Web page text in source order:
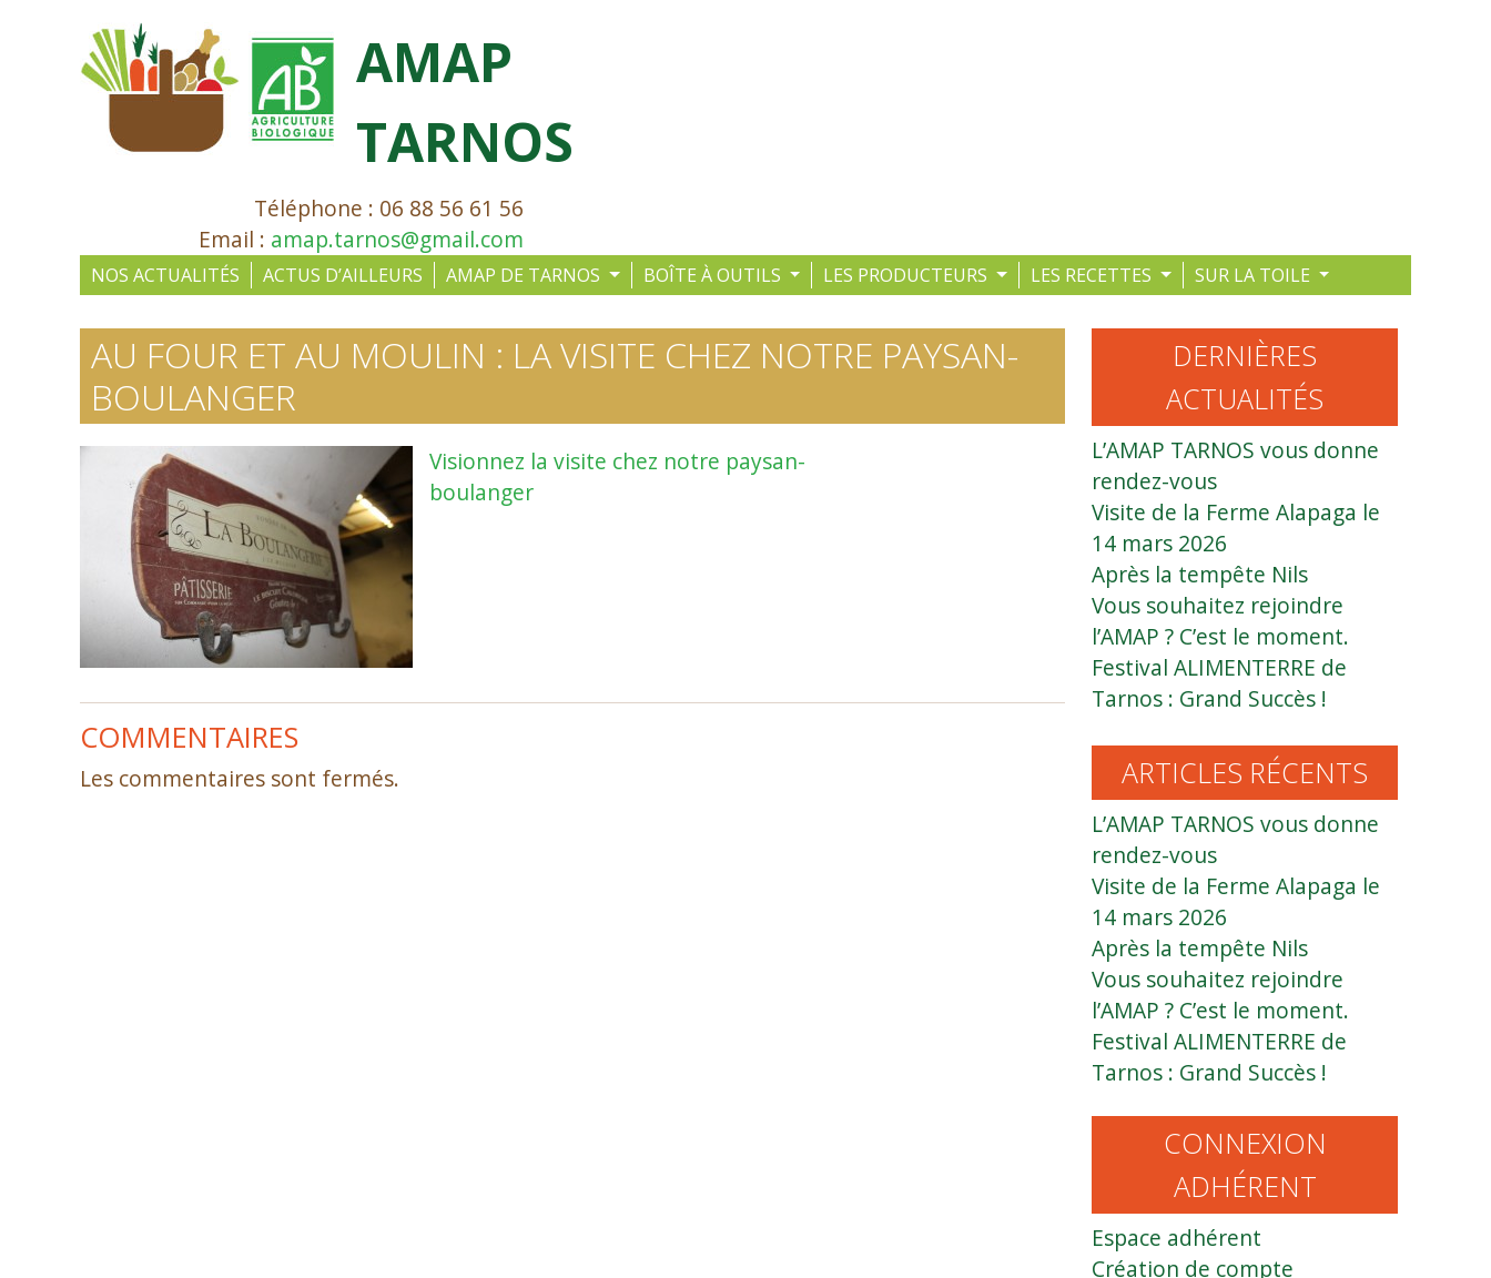
AMAP
TARNOS
Téléphone : 06 88 56 61 56
Email : amap.tarnos@gmail.com
NOS ACTUALITÉS ACTUS D’AILLEURS AMAP DE TARNOS BOÎTE À OUTILS LES PRODUCTEURS LES RECETTES SUR LA TOILE
AU FOUR ET AU MOULIN : LA VISITE CHEZ NOTRE PAYSAN-
BOULANGER
Visionnez la visite chez notre paysan-
boulanger
COMMENTAIRES
Les commentaires sont fermés.
DERNIÈRES
ACTUALITÉS
L’AMAP TARNOS vous donne
rendez-vous
Visite de la Ferme Alapaga le
14 mars 2026
Après la tempête Nils
Vous souhaitez rejoindre
l’AMAP ? C’est le moment.
Festival ALIMENTERRE de
Tarnos : Grand Succès !
ARTICLES RÉCENTS
L’AMAP TARNOS vous donne
rendez-vous
Visite de la Ferme Alapaga le
14 mars 2026
Après la tempête Nils
Vous souhaitez rejoindre
l’AMAP ? C’est le moment.
Festival ALIMENTERRE de
Tarnos : Grand Succès !
CONNEXION
ADHÉRENT
Espace adhérent
Création de compte